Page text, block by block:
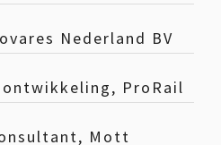
Nederland BV
ProRail
Mott